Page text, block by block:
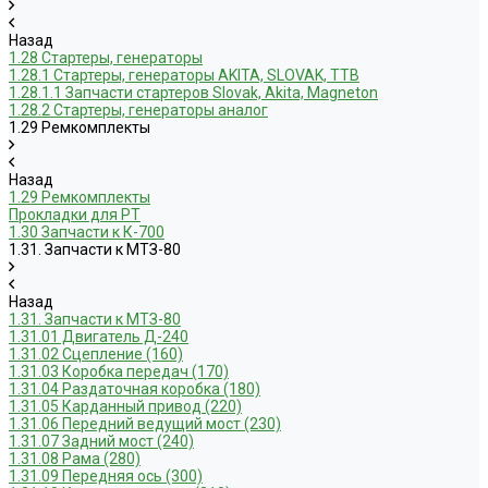
Назад
1.28 Стартеры, генераторы
1.28.1 Стартеры, генераторы AKITA, SLOVAK, ТТВ
1.28.1.1 Запчасти стартеров Slovak, Akita, Magneton
1.28.2 Стартеры, генераторы аналог
1.29 Ремкомплекты
Назад
1.29 Ремкомплекты
Прокладки для РТ
1.30 Запчасти к К-700
1.31. Запчасти к МТЗ-80
Назад
1.31. Запчасти к МТЗ-80
1.31.01 Двигатель Д-240
1.31.02 Сцепление (160)
1.31.03 Коробка передач (170)
1.31.04 Раздаточная коробка (180)
1.31.05 Карданный привод (220)
1.31.06 Передний ведущий мост (230)
1.31.07 Задний мост (240)
1.31.08 Рама (280)
1.31.09 Передняя ось (300)